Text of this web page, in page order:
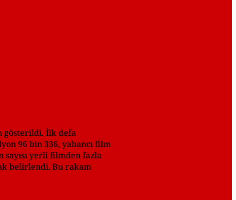
gösterildi. İlk defa
96 bin 336, yabancı film
sayısı yerli filmden fazla
belirlendi. Bu rakam